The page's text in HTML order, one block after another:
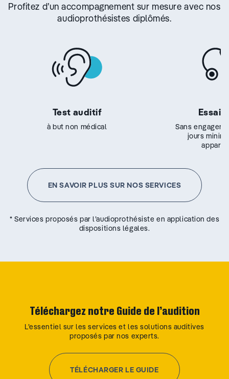
Profitez d’un accompagnement sur mesure avec nos
audioprothésistes diplômés.
Test auditif
à but non médical
Essai
Sans
jours
EN SAVOIR PLUS SUR NOS SERVICES
* Services proposés par l’audioprothésiste en application des
dispositions légales.
Téléchargez notre Guide de l’audition
L’essentiel sur les services et les solutions auditives
proposés par nos experts.
TÉLÉCHARGER LE GUIDE